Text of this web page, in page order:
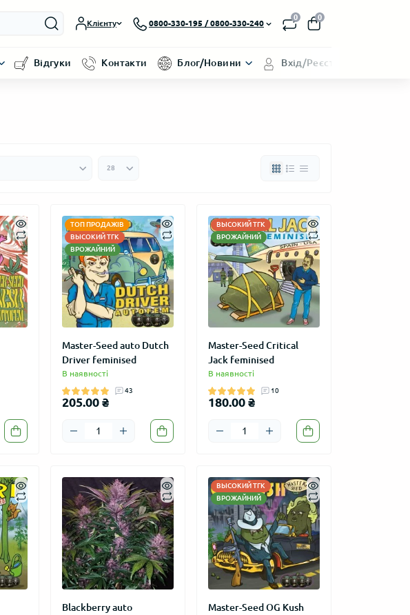
Клієнту 0800-330-195 / 0800-330-240
0 0
Відгуки Контакти Блог/Новини Вхід/Реєстрація
ТОП ПРОДАЖІВ
ВЫСОКИЙ ТГК
ВРОЖАЙНИЙ
Master-Seed auto Dutch
Driver feminised
В наявності
43
205.00 ₴
ВЫСОКИЙ ТГК
ВРОЖАЙНИЙ
Master-Seed Critical
Jack feminised
В наявності
10
180.00 ₴
Blackberry auto
ВЫСОКИЙ ТГК
ВРОЖАЙНИЙ
Master-Seed OG Kush